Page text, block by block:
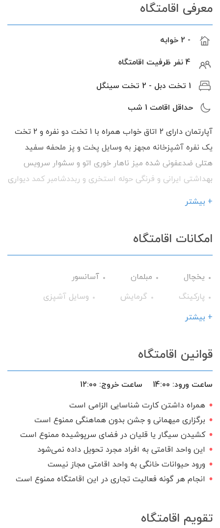
معرفی اقامتگاه
- 2 خوابه
4 نفر ظرفیت اقامتگاه
1 تخت دبل - 2 تخت سینگل
حداقل اقامت 1 شب
آپارتمان دارای 2 اتاق خواب همراه با 1 تخت دو نفره و 2 تخت
یک نفره آشپزخانه مجهز به وسایل پخت و پز ملحفه سفید
هتلی ضدعفونی شده میز ناهار خوری اتو و سشوار سرویس
بهداشتی ایرانی و فرنگی حوله استخری و ربددشامبر کمد دیواری
+ بیشتر
امکانات اقامتگاه
یخچال مبلمان
آسانسور
پارکینگ
گرمایش
وسایل آشپزی
تلویزیون
میز نهارخوری
+ بیشتر
قوانین اقامتگاه
ساعت ورود: 14:00 ساعت خروج: 12:00
همراه داشتن کارت شناسایی الزامی است
برگزاری میهمانی و جشن بدون هماهنگی ممنوع است
کشیدن سیگار یا قلیان در فضای سرپوشیده ممنوع است
این واحد اقامتی به افراد مجرد تحویل داده نمی‌شود
ورود حیوانات خانگی به واحد اقامتی مجاز نیست
انجام هر گونه فعالیت تجاری در این اقامتگاه ممنوع است
تقویم اقامتگاه